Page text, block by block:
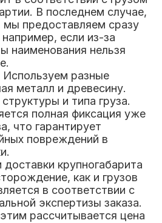
В последнем случае,
мы предоставляем сразу
если из-за
наименования нельзя
разные
металл и древесину.
и типа груза.
полная фиксация уже
что гарантирует
повреждений в
крупногабарита
как и грузов
в соответствии с
экспертизы заказа.
рассчитывается цена